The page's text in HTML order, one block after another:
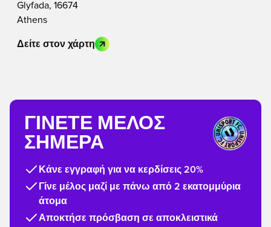
Glyfada, 16674
Athens
Δείτε στον χάρτη
ΓΊΝΕΤΕ ΜΈΛΟΣ
ΣΉΜΕΡΑ
Κάνε εγγραφή για να κερδίσεις 20%
Γίνε μέλος μαζί με πάνω από 2 εκατομμύρια
άτομα
Αποκτήσε πρόσβαση σε αποκλειστικά